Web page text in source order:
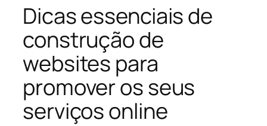
Dicas essenciais de
construção de
websites para
promover os seus
serviços online